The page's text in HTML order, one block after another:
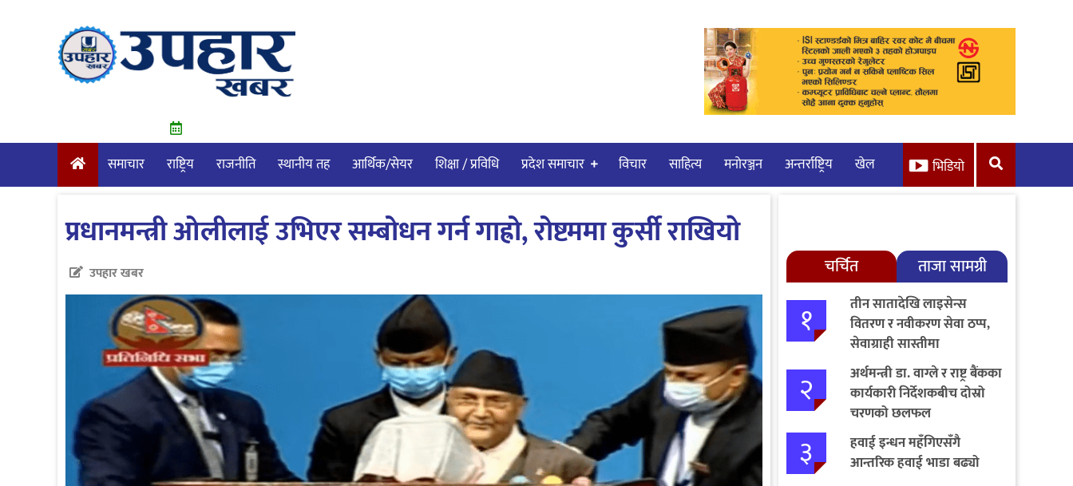
समाचार राष्ट्रिय राजनीति स्थानीय तह आर्थिक/सेयर शिक्षा / प्रविधि प्रदेश समाचार विचार साहित्य मनाेरञ्जन अन्तर्राष्ट्रिय खेल भिडियो
प्रधानमन्त्री ओलीलाई उभिएर सम्बोधन गर्न गाह्रो, रोष्टममा कुर्सी राखियाे
उपहार खबर चर्चित ताजा सामग्री
१
तीन सातादेखि लाइसेन्स
वितरण र नवीकरण सेवा ठप्प,
सेवाग्राही सास्तीमा
२
अर्थमन्त्री डा. वाग्ले र राष्ट्र बैंकका
कार्यकारी निर्देशकबीच दोस्रो
चरणको छलफल
३
हवाई इन्धन महँगिएसँगै
आन्तरिक हवाई भाडा बढ्यो